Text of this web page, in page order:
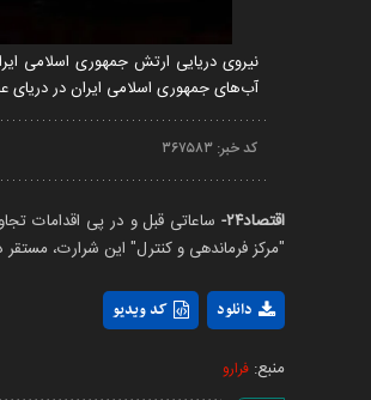
نیروی دریایی ارتش جمهوری اسلامی
آب‌های جمهوری اسلامی ایران در دریای
کد خبر: ۳۶۷۵۸۳
اقتصاد۲۴-
ساعاتی قبل و در پی اقدامات
"مرکز فرماندهی و کنترل" این شرارت،
کد ویدیو دانلود
منبع: فرارو